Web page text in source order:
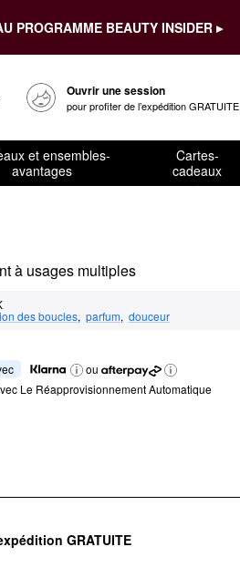
PROGRAMME BEAUTY INSIDER ▸
Ouvrir une session
pour profiter de l’expédition GRATUITE
et ensembles-
avantages
Cartes-
cadeaux
à usages multiples
des boucles, parfum, douceur
ou
Le Réapprovisionnement Automatique
GRATUITE